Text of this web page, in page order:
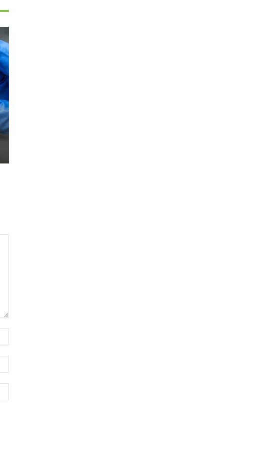
почта:*
Сайт: